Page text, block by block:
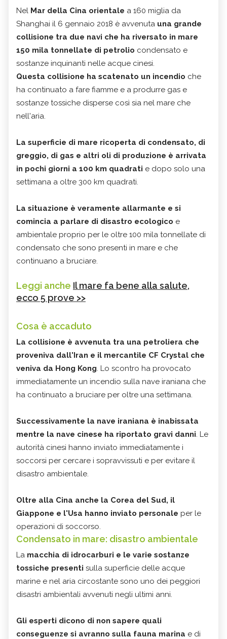
Nel Mar della Cina orientale a 160 miglia da
Shanghai il 6 gennaio 2018 è avvenuta una grande
collisione tra due navi che ha riversato in mare
150 mila tonnellate di petrolio condensato e
sostanze inquinanti nelle acque cinesi.
Questa collisione ha scatenato un incendio che
ha continuato a fare fiamme e a produrre gas e
sostanze tossiche disperse così sia nel mare che
nell'aria.
La superficie di mare ricoperta di condensato, di
greggio, di gas e altri oli di produzione è arrivata
in pochi giorni a 100 km quadrati e dopo solo una
settimana a oltre 300 km quadrati.
La situazione è veramente allarmante e si
comincia a parlare di disastro ecologico e
ambientale proprio per le oltre 100 mila tonnellate di
condensato che sono presenti in mare e che
continuano a bruciare.
Leggi anche Il mare fa bene alla salute,
ecco 5 prove >>
Cosa è accaduto
La collisione è avvenuta tra una petroliera che
proveniva dall'Iran e il mercantile CF Crystal che
veniva da Hong Kong. Lo scontro ha provocato
immediatamente un incendio sulla nave iraniana che
ha continuato a bruciare per oltre una settimana.
Successivamente la nave iraniana è inabissata
mentre la nave cinese ha riportato gravi danni. Le
autorità cinesi hanno inviato immediatamente i
soccorsi per cercare i sopravvissuti e per evitare il
disastro ambientale.
Oltre alla Cina anche la Corea del Sud, il
Giappone e l'Usa hanno inviato personale per le
operazioni di soccorso.
Condensato in mare: disastro ambientale
La macchia di idrocarburi e le varie sostanze
tossiche presenti sulla superficie delle acque
marine e nel aria circostante sono uno dei peggiori
disastri ambientali avvenuti negli ultimi anni.
Gli esperti dicono di non sapere quali
conseguenze si avranno sulla fauna marina e di